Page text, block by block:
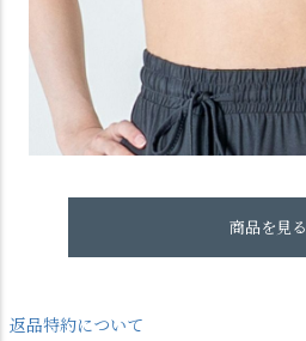
商品を見る
返品特約について